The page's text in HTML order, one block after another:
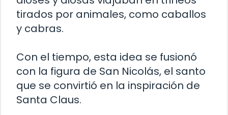
tirados por animales, como caballos
y cabras.
Con el tiempo, esta idea se fusionó
con la figura de San Nicolás, el santo
que se convirtió en la inspiración de
Santa Claus.